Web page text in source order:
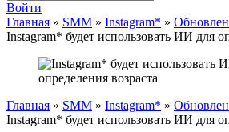
Войти
Главная » SMM » Instagram* »
Instagram* будет использовать ИИ для
Главная » SMM » Instagram* »
Instagram* будет использовать ИИ для